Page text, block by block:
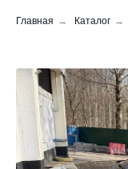
Главная → Каталог →